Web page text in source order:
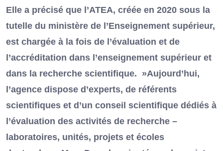
Elle a précisé que l’ATEA, créée en 2020 sous la
tutelle du ministère de l’Enseignement supérieur,
est chargée à la fois de l’évaluation et de
l’accréditation dans l’enseignement supérieur et
dans la recherche scientifique. »Aujourd’hui,
l’agence dispose d’experts, de référents
scientifiques et d’un conseil scientifique dédiés à
l’évaluation des activités de recherche –
laboratoires, unités, projets et écoles